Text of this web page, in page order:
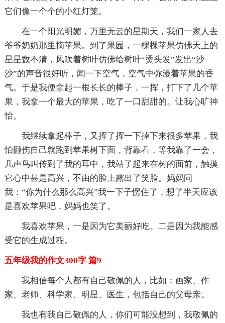
它们像一个个的小红灯笼。
在一个阳光明媚，万里无云的星期天，我们一家人去
爷爷奶奶那里摘苹果。到了果园，一棵棵苹果仿佛天上的
星星数不清，风吹着树叶仿佛给树叶“烫头发”发出“沙
沙”的声音很好听，闻一下空气，空气中弥漫着苹果的香
气。于是我便拿起一根长长的棒子，一挥，打下了几个苹
果，我拿一个最大的苹果，吃了一口甜甜的。让我心旷神
怡。
我继续拿起棒子，又挥了挥一下掉下来很多苹果，我
怕砸伤自己就跑到苹果树下面，背靠着，等我靠了一会，
几声鸟叫传到了我的耳中，我站了起来在树的面前，触摸
它心中甚是高兴，不由的脸上露出了笑脸。妈妈问
我：“你为什么那么高兴”我一下子愣住了，想了半天应该
是喜欢苹果吧，妈妈也笑了。
我喜欢苹果，一是因为它美丽好吃。二是因为我能感
受它的生成过程。
五年级我的作文300字 篇9
我相信每个人都有自己敬佩的人，比如：画家、作
家、老师、科学家、明星、医生，包括自己的父母亲。
我也有我自己敬佩的人，你们可能没想到，我敬佩的